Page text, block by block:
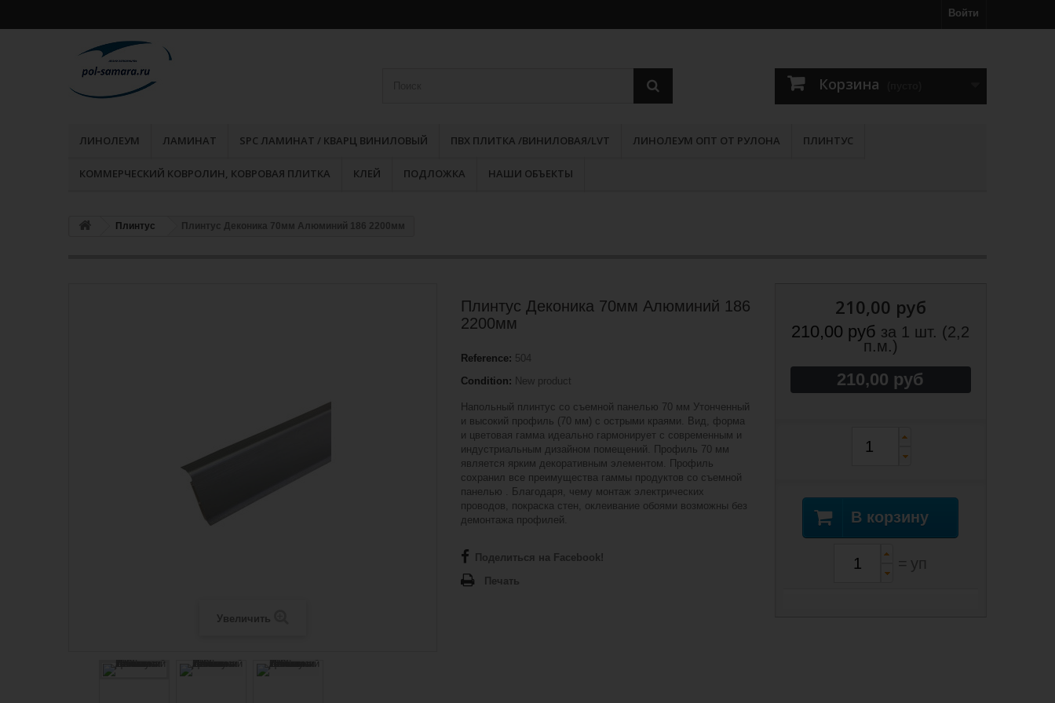
Войти
Корзина
ЛИНОЛЕУМ ЛАМИНАТ SPC ЛАМИНАТ / КВАРЦ ВИНИЛОВЫЙ ПВХ ПЛИТКА /ВИНИЛОВАЯ/LVT ЛИНОЛЕУМ ОПТ ОТ РУЛОНА ПЛИНТУС
КОММЕРЧЕСКИЙ КОВРОЛИН, КОВРОВАЯ ПЛИТКА КЛЕЙ ПОДЛОЖКА НАШИ ОБЪЕКТЫ
Плинтус Плинтус Деконика 70мм Алюминий 186 2200мм
Увеличить
Плинтус Деконика 70мм Алюминий 186
2200мм
Reference: 504
Condition: New product
Напольный плинтус со съемной панелью 70 мм Утонченный
и высокий профиль (70 мм) с острыми краями. Вид, форма
и цветовая гамма идеально гармонирует с современным и
индустриальным дизайном помещений. Профиль 70 мм
является ярким декоративным элементом. Профиль
сохранил все преимущества гаммы продуктов со съемной
панелью . Благодаря, чему монтаж электрических
проводов, покраска стен, оклеивание обоями возможны без
демонтажа профилей.
Поделиться на Facebook!
Печать
210,00 руб
210,00 руб за 1 шт. (2,2
п.м.)
210,00 руб
В корзину
= уп